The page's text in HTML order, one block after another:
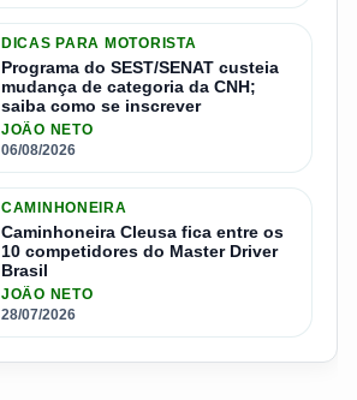
DICAS PARA MOTORISTA
Programa do SEST/SENAT custeia
mudança de categoria da CNH;
saiba como se inscrever
JOÃO NETO
06/08/2026
CAMINHONEIRA
Caminhoneira Cleusa fica entre os
10 competidores do Master Driver
Brasil
JOÃO NETO
28/07/2026